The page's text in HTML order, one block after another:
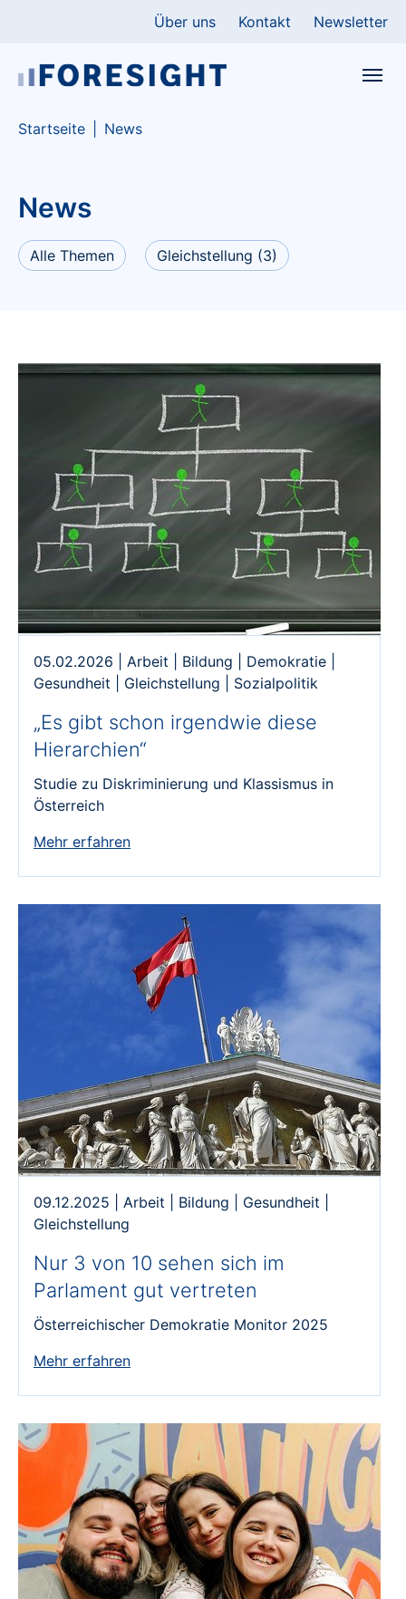
Über uns Kontakt Newsletter
You are here:
Startseite News
News
Alle Themen Gleichstellung (3)
05.02.2026 Arbeit Bildung Demokratie
Gesundheit
Gleichstellung Sozialpolitik
„Es gibt schon irgendwie diese
Hierarchien“
Studie zu Diskriminierung und Klassismus in
Österreich
Mehr erfahren
09.12.2025 Arbeit Bildung Gesundheit
Gleichstellung
Nur 3 von 10 sehen sich im
Parlament gut vertreten
Österreichischer Demokratie Monitor 2025
Mehr erfahren